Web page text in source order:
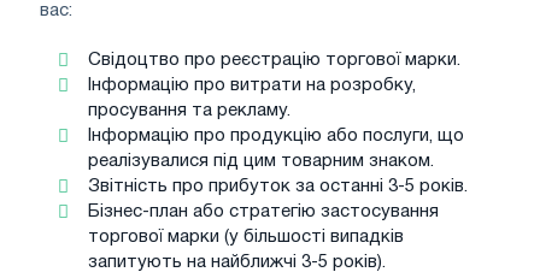
вас:
Свідоцтво про реєстрацію торгової марки.
Інформацію про витрати на розробку,
просування та рекламу.
Інформацію про продукцію або послуги, що
реалізувалися під цим товарним знаком.
Звітність про прибуток за останні 3-5 років.
Бізнес-план або стратегію застосування
торгової марки (у більшості випадків
запитують на найближчі 3-5 років).